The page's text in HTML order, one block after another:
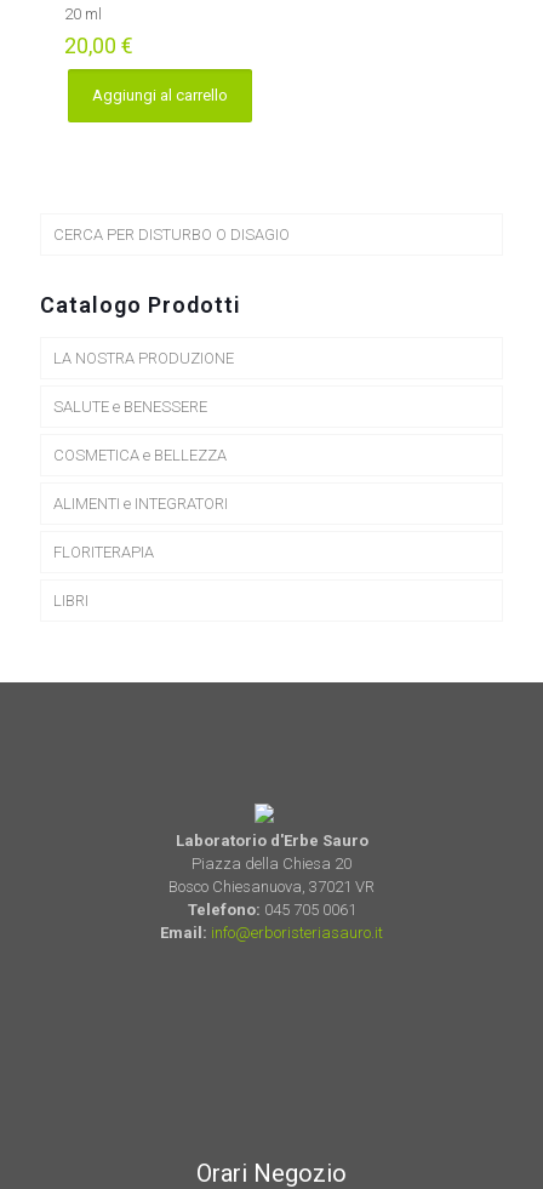
20 ml
20,00 €
Aggiungi al carrello
CERCA PER DISTURBO O DISAGIO
Catalogo Prodotti
LA NOSTRA PRODUZIONE
SALUTE e BENESSERE
COSMETICA e BELLEZZA
ALIMENTI e INTEGRATORI
FLORITERAPIA
LIBRI
Laboratorio d'Erbe Sauro
Piazza della Chiesa 20
Bosco Chiesanuova, 37021 VR
Telefono: 045 705 0061
Email: info@erboristeriasauro.it
Orari Negozio